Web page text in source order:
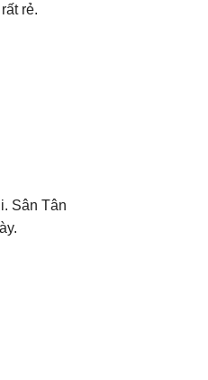
rẻ.
Sân Tân